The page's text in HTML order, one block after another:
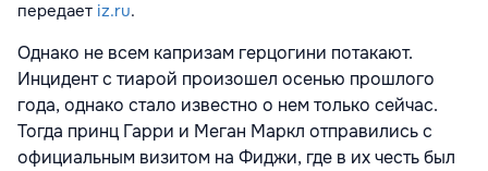
передает iz.ru.
Однако не всем капризам герцогини потакают.
Инцидент с тиарой произошел осенью прошлого
года, однако стало известно о нем только сейчас.
Тогда принц Гарри и Меган Маркл отправились с
официальным визитом на Фиджи, где в их честь был